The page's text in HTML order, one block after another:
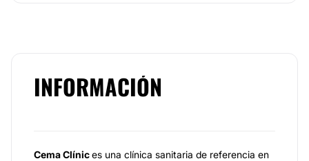
INFORMACIÓN
Cema Clínices una clínica sanitaria de referencia en